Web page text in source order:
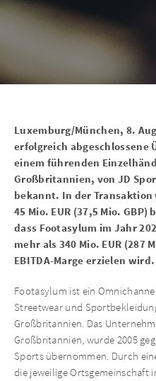
Luxemburg/München, 8.
erfolgreich abgeschlossene
einem führenden
Großbritannien, von JD
bekannt. In der
45 Mio. EUR (37,5 Mio.
dass Footasylum im Jahr
mehr als 340 Mio. EUR
EBITDA-Marge erzielen wird.
Footasylum ist ein
Streetwear und
Großbritannien. Das
Großbritannien, wurde 2005
Sports übernommen. Durch
die jeweilige Ortsgemeinschaft